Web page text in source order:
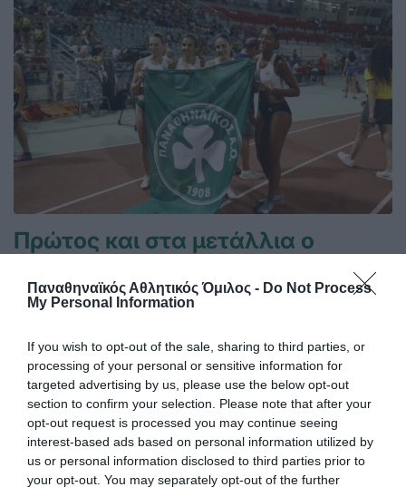
Παναθηναϊκός Αθλητικός Όμιλος - Do Not Process
My Personal Information
If you wish to opt-out of the sale, sharing to third parties, or
processing of your personal or sensitive information for
targeted advertising by us, please use the below opt-out
section to confirm your selection. Please note that after your
opt-out request is processed you may continue seeing
interest-based ads based on personal information utilized by
us or personal information disclosed to third parties prior to
your opt-out. You may separately opt-out of the further
Πρώτος και στα μετάλλια ο
Ο πρωταθλητής Ελλάδας στους άνδρες και δευτεραθλητής
Ελλάδας στις γυναίκες Παναθηναϊκός είναι ο πολυνίκης
με τα κερδισμένα μετάλλια!
27.07.2026 ΣΤΙΒΟΣ